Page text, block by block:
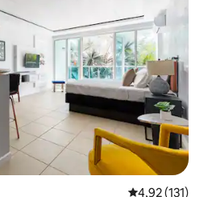
4,92 ud af 5 i
4,92 (131)